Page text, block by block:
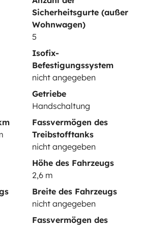
Sicherheitsgurte (außer
Wohnwagen)
5
Isofix-
Befestigungssystem
nicht angegeben
Getriebe
Handschaltung
Fassvermögen des
Treibstofftanks
nicht angegeben
Höhe des Fahrzeugs
2,6 m
Breite des Fahrzeugs
nicht angegeben
Fassvermögen des
Ratenzahlung
im
Verfügbar auf
Google Play
Offene Stellen
AGB
Cookies